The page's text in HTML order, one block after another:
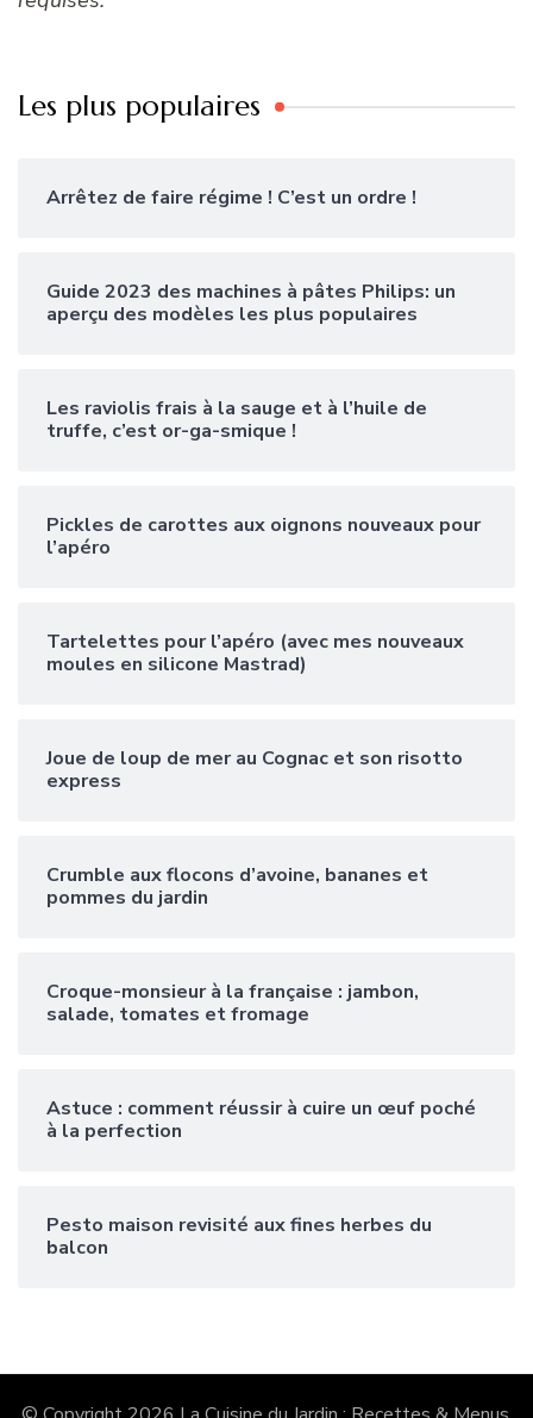
Les plus populaires
Arrêtez de faire régime ! C’est un ordre !
Guide 2023 des machines à pâtes Philips: un
aperçu des modèles les plus populaires
Les raviolis frais à la sauge et à l’huile de
truffe, c’est or-ga-smique !
Pickles de carottes aux oignons nouveaux pour
l’apéro
Tartelettes pour l’apéro (avec mes nouveaux
moules en silicone Mastrad)
Joue de loup de mer au Cognac et son risotto
express
Crumble aux flocons d’avoine, bananes et
pommes du jardin
Croque-monsieur à la française : jambon,
salade, tomates et fromage
Astuce : comment réussir à cuire un œuf poché
à la perfection
Pesto maison revisité aux fines herbes du
balcon